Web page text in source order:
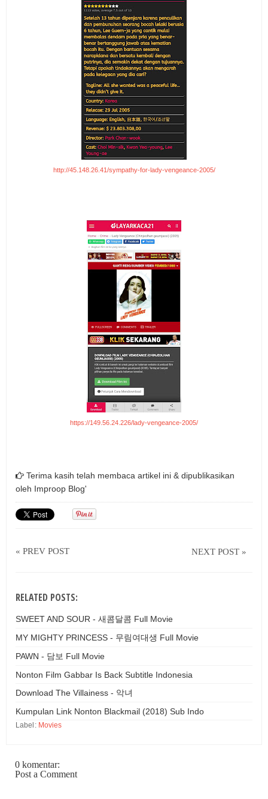
http://45.148.26.41/sympathy-for-lady-vengeance-2005/
https://149.56.24.226/lady-vengeance-2005/
Terima kasih telah membaca artikel ini & dipublikasikan
oleh Improop Blog'
« PREV POST NEXT POST »
RELATED POSTS:
SWEET AND SOUR - 새콤달콤 Full Movie
MY MIGHTY PRINCESS - 무림여대생 Full Movie
PAWN - 담보 Full Movie
Nonton Film Gabbar Is Back Subtitle Indonesia
Download The Villainess - 악녀
Kumpulan Link Nonton Blackmail (2018) Sub Indo
Label: Movies
0 komentar:
Post a Comment